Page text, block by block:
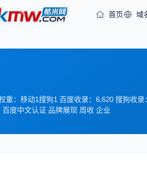
首页 域
重：移动1搜狗1 百度收录：6,620 搜狗收
度中文认证 品牌展现 周收 企业